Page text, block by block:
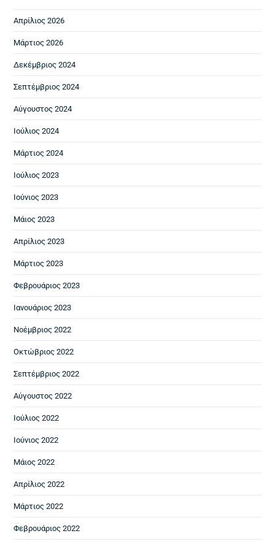
Απρίλιος 2026
Μάρτιος 2026
Δεκέμβριος 2024
Σεπτέμβριος 2024
Αύγουστος 2024
Ιούλιος 2024
Μάρτιος 2024
Ιούλιος 2023
Ιούνιος 2023
Μάιος 2023
Απρίλιος 2023
Μάρτιος 2023
Φεβρουάριος 2023
Ιανουάριος 2023
Νοέμβριος 2022
Οκτώβριος 2022
Σεπτέμβριος 2022
Αύγουστος 2022
Ιούλιος 2022
Ιούνιος 2022
Μάιος 2022
Απρίλιος 2022
Μάρτιος 2022
Φεβρουάριος 2022